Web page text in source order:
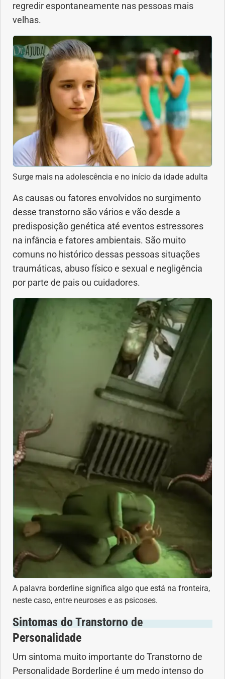
Geral
Imunidade
Medicia Alternativa
Nutrição
Ortopedia
Picada de Cobra
Problemas Cardíacos
Problemas de circulação
Problemas Hormonais
Problemas Neurológicos
Saúde da criança e adolescente
Saúde do coração
Saúde do nariz
Saúde dos Dentes
Saúde dos olhos
Saúde dos ouvidos
Saúde dos rins
Saúde mental
Sono
SUS
Urgências
regredir espontaneamente nas pessoas mais
velhas.
Surge mais na adolescência e no início da idade adulta
As causas ou fatores envolvidos no surgimento
desse transtorno são vários e vão desde a
predisposição genética até eventos estressores
na infância e fatores ambientais. São muito
comuns no histórico dessas pessoas situações
traumáticas, abuso físico e sexual e negligência
por parte de pais ou cuidadores.
A palavra borderline significa algo que está na fronteira,
neste caso, entre neuroses e as psicoses.
Sintomas do Transtorno de
Personalidade
Um sintoma muito importante do Transtorno de
Personalidade Borderline é um medo intenso do